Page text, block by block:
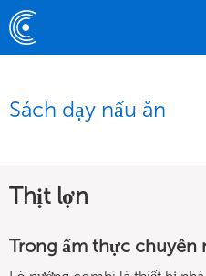
Sách dạy nấu ăn
Thịt lợn
Trong ẩm thực chuyên